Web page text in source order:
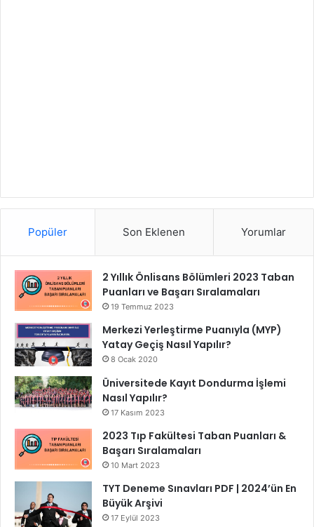
Popüler Son Eklenen Yorumlar
2 Yıllık Önlisans Bölümleri 2023 Taban
Puanları ve Başarı Sıralamaları
19 Temmuz 2023
Merkezi Yerleştirme Puanıyla (MYP)
Yatay Geçiş Nasıl Yapılır?
8 Ocak 2020
Üniversitede Kayıt Dondurma İşlemi
Nasıl Yapılır?
17 Kasım 2023
2023 Tıp Fakültesi Taban Puanları &
Başarı Sıralamaları
10 Mart 2023
TYT Deneme Sınavları PDF | 2024’ün En
Büyük Arşivi
17 Eylül 2023